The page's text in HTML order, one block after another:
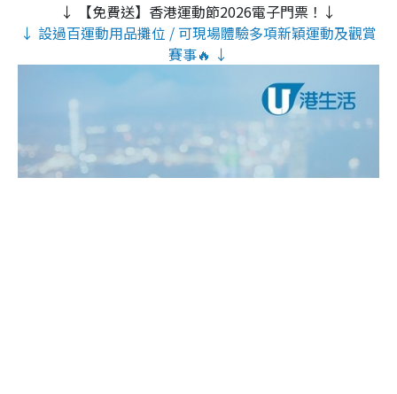
↓ 【免費送】香港運動節2026電子門票！↓
↓ 設過百運動用品攤位 / 可現場體驗多項新穎運動及觀賞
賽事🔥 ↓